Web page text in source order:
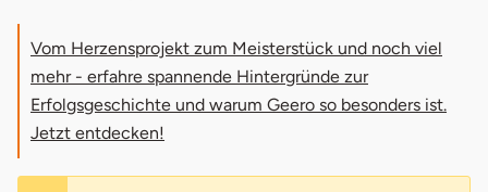
Vom Herzensprojekt zum Meisterstück und noch viel
mehr - erfahre spannende Hintergründe zur
Erfolgsgeschichte und warum Geero so besonders ist.
Jetzt entdecken!